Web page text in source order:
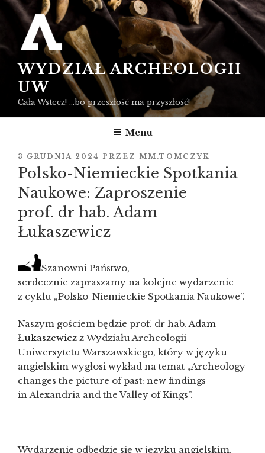
Przejdź
treści
WYDZIAŁ ARCHEOLOGII
UW
Cała Wstecz! …bo przeszłość ma przyszłość!
Menu
OPUBLIKOWANE
W
3 GRUDNIA 2024 PRZEZ MM.TOMCZYK
Polsko-Niemieckie Spotkania
Naukowe: Zaproszenie
prof. dr hab. Adam
Łukaszewicz
Szanowni Państwo,
serdecznie zapraszamy na kolejne wydarzenie
z cyklu „Polsko-Niemieckie Spotkania Naukowe”.
Naszym gościem będzie prof. dr hab.Adam
Łukaszewicz z Wydziału Archeologii
Uniwersytetu Warszawskiego, który w języku
angielskim wygłosi wykład na temat „Archeology
changes the picture of past: new findings
in Alexandria and the Valley of Kings”.
Wydarzenie odbędzie się w języku angielskim.